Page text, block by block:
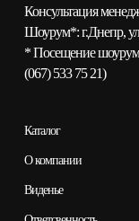
Консультация
Шоурум*:г.Днепр,
* Посещение
(067) 533 75 21)
Каталог
О компании
Виденье